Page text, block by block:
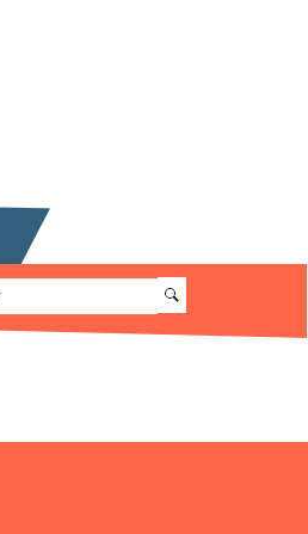
Recherche